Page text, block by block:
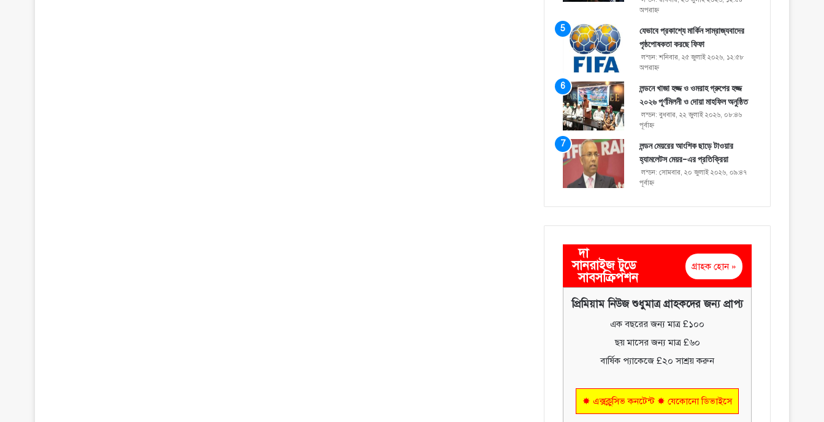
অপরাহ্ণ
যেভাবে প্রকাশ্যে মার্কিন সাম্রাজ্যবাদের
পৃষ্ঠপোষকতা করছে ফিফা
লন্ডন: শনিবার, ২৫ জুলাই ২০২৬, ১২:৫৮
অপরাহ্ণ
লন্ডনে খাজা হজ্জ ও ওমরাহ গ্রুপের হজ্জ
২০২৬ পূর্ণমিলনী ও দোয়া মাহফিল অনুষ্ঠিত
লন্ডন: বুধবার, ২২ জুলাই ২০২৬, ০৮:৪৬
পূর্বাহ্ণ
লন্ডন মেয়রের আংশিক ছাড়ে টাওয়ার
হ্যামলেটস মেয়র-এর প্রতিক্রিয়া
লন্ডন: সোমবার, ২০ জুলাই ২০২৬, ০৯:৪৭
পূর্বাহ্ণ
দা
সানরাইজ টুডে
সাবসক্রিপশন
গ্রাহক হোন »
প্রিমিয়াম নিউজ শুধুমাত্র গ্রাহকদের জন্য প্রাপ্য
এক বছরের জন্য মাত্র £১০০
ছয় মাসের জন্য মাত্র £৬০
বার্ষিক প্যাকেজে £২০ সাশ্রয় করুন
✸ এক্সক্লুসিভ কনটেন্ট ✸ যেকোনো ডিভাইসে